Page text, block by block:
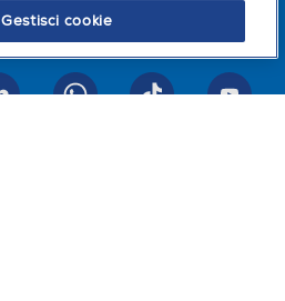
Gestisci cookie